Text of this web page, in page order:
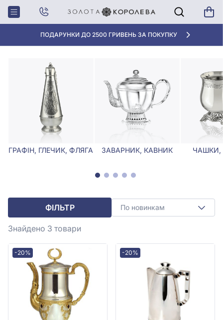
ПОДАРУНКИ ДО 2500 ГРИВЕНЬ ЗА ПОКУПКУ
Головна Столове срібло Срібні заварники та кавники
СРІБНІ ЗАВАРНИКИ ТА КАВНИКИ
ГРАФІН, ГЛЕЧИК, ФЛЯГА ЗАВАРНИК, КАВНИК ЧАШКИ,
ФІЛЬТР По новинкам
Знайдено 3 товари
-20% -20%